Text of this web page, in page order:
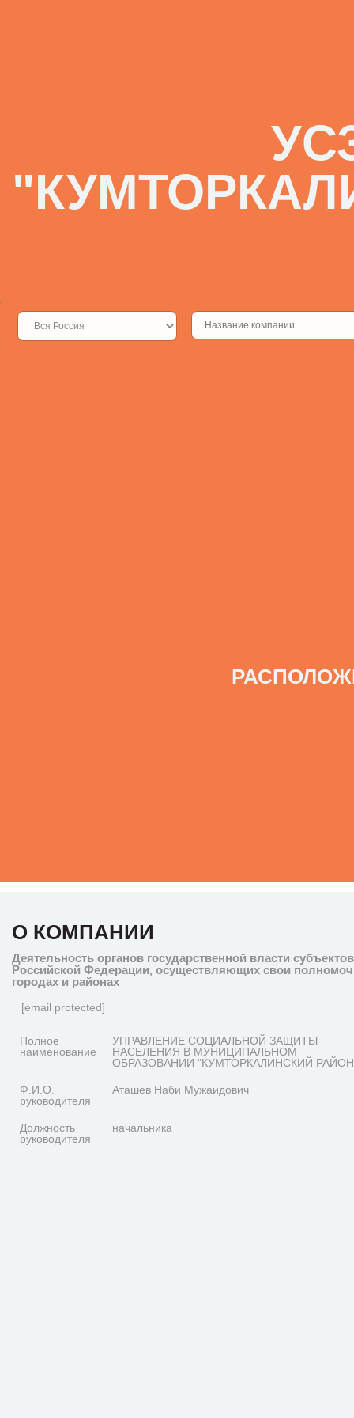
О КОМПАНИИ
Деятельность органов государственной власти субъектов
Российской Федерации, осуществляющих свои
городах и районах
[email protected]
Полное
наименование
УПРАВЛЕНИЕ СОЦИАЛЬНОЙ ЗАЩИТЫ
НАСЕЛЕНИЯ В МУНИЦИПАЛЬНОМ
ОБРАЗОВАНИИ "КУМТОРКАЛИНСКИЙ
Ф.И.О.
руководителя
Аташев Наби Мужаидович
Должность
руководителя
начальника